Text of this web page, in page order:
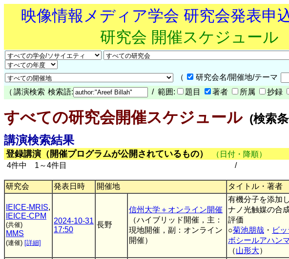
映像情報メディア学会 研究会発表申
研究会 開催スケジュール
（
研究会名/開催地/テーマ
（ 講演検索 検索語: / 範囲: 題目 著者 所属 抄録
すべての研究会開催スケジュール(検索条
講演検索結果
登録講演（開催プログラムが公開されているもの）
（日付・降順）
4件中 1～4件目
/
研究会 発表日時 開催地 タイトル・著者
IEICE-MRIS,
IEICE-CPM
(共催)
MMS
(連催) [詳細]
2024-10-31
17:50
長野
信州大学＋オンライン開催
（ハイブリッド開催，主：
現地開催，副：オンライン
開催）
有機分子を添加
ナノ光触媒の合
評価
○菊池朋哉 ・ ビ
ボシールアハン
（山形大）